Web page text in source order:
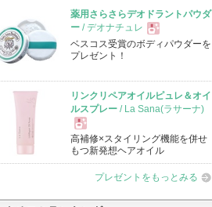
薬用さらさらデオドラントパウダ
ー / デオナチュレ
現
品
ベスコス受賞のボディパウダーを
プレゼント！
リンクリペアオイルピュレ＆オイ
ルスプレー / La Sana(ラサーナ)
現
高補修×スタイリング機能を併せ
もつ新発想ヘアオイル
プレゼントをもっとみる